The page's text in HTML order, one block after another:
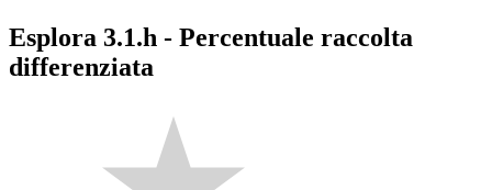
Esplora 3.1.h - Percentuale raccolta
differenziata